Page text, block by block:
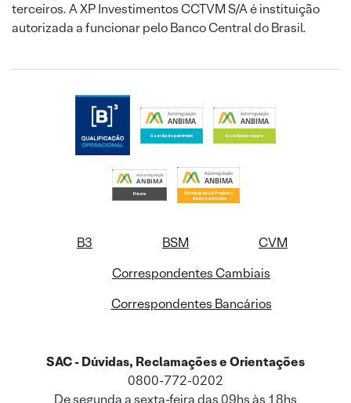
terceiros. A XP Investimentos CCTVM S/A é instituição
autorizada a funcionar pelo Banco Central do Brasil.
B3 BSM
CVM
Correspondentes Cambiais
Correspondentes Bancários
SAC - Dúvidas, Reclamações e Orientações
0800-772-0202
De segunda a sexta-feira das 09hs às 18hs